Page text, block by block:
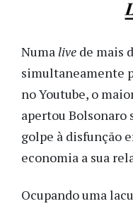
Numa live de mais
simultaneamente
no Youtube, o
apertou Bolsonaro
golpe à disfunção
economia a sua
Ocupando uma